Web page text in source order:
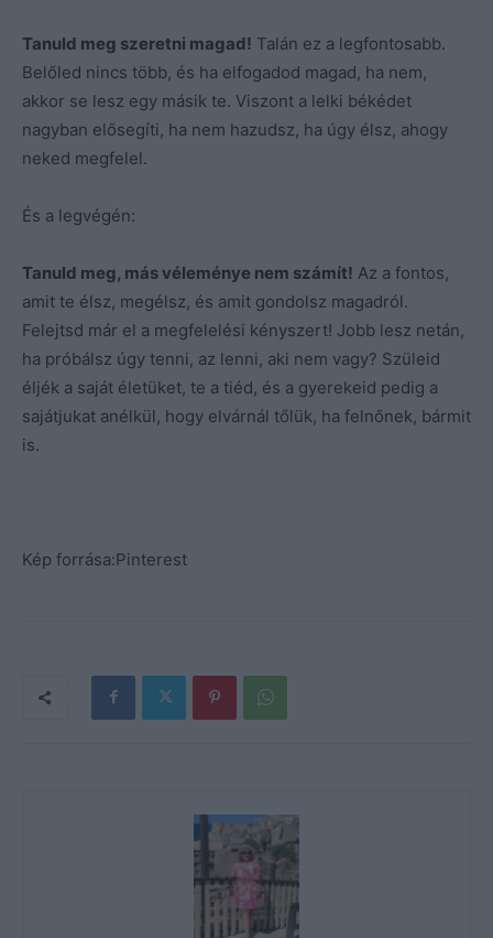
Tanuld meg szeretni magad! Talán ez a legfontosabb.
Belőled nincs több, és ha elfogadod magad, ha nem,
akkor se lesz egy másik te. Viszont a lelki békédet
nagyban elősegíti, ha nem hazudsz, ha úgy élsz, ahogy
neked megfelel.
És a legvégén:
Tanuld meg, más véleménye nem számít! Az a fontos,
amit te élsz, megélsz, és amit gondolsz magadról.
Felejtsd már el a megfelelési kényszert! Jobb lesz netán,
ha próbálsz úgy tenni, az lenni, aki nem vagy? Szüleid
éljék a saját életüket, te a tiéd, és a gyerekeid pedig a
sajátjukat anélkül, hogy elvárnál tőlük, ha felnőnek, bármit
is.
Kép forrása:Pinterest